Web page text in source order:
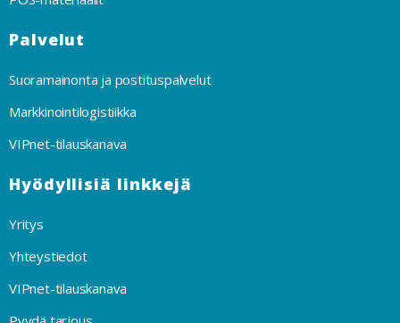
Palvelut
Suoramainonta ja postituspalvelut
Markkinointilogistiikka
VIPnet-tilauskanava
Hyödyllisiä linkkejä
Yritys
Yhteystiedot
VIPnet-tilauskanava